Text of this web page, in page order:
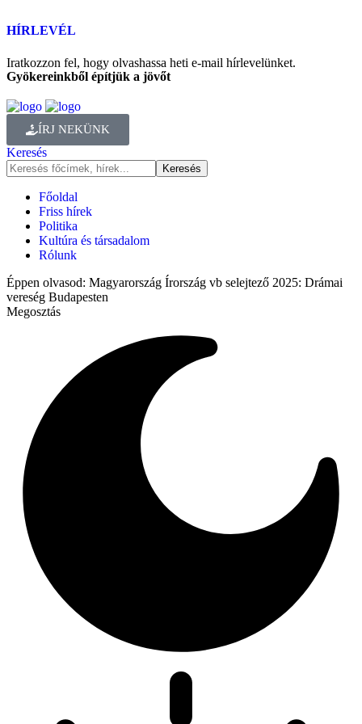
HÍRLEVÉL
Iratkozzon fel, hogy olvashassa heti e-mail hírlevelünket.
Gyökereinkből építjük a jövőt
ÍRJ NEKÜNK
Keresés
Főoldal
Friss hírek
Politika
Kultúra és társadalom
Rólunk
Éppen olvasod: Magyarország Írország vb selejtező 2025: Drámai
vereség Budapesten
Megosztás